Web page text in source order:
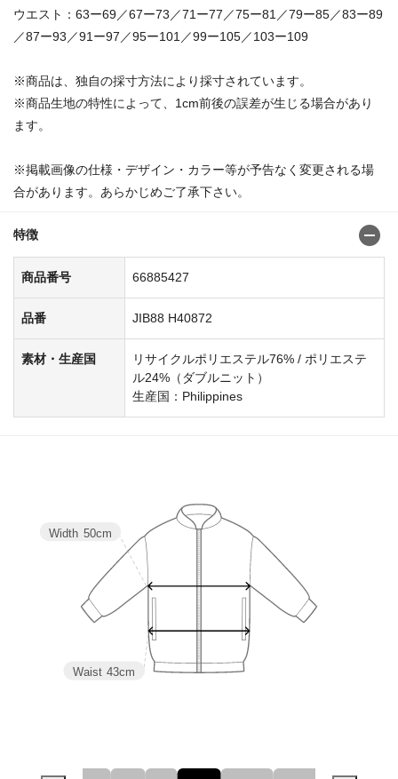
ウエスト：63ー69／67ー73／71ー77／75ー81／79ー85／83ー89
／87ー93／91ー97／95ー101／99ー105／103ー109
※商品は、独自の採寸方法により採寸されています。
※商品生地の特性によって、1cm前後の誤差が生じる場合があり
ます。
※掲載画像の仕様・デザイン・カラー等が予告なく変更される場
合があります。あらかじめご了承下さい。
特徴
商品番号 66885427
品番 JIB88 H40872
素材・生産国
リサイクルポリエステル76% / ポリエステ
ル24%（ダブルニット）
生産国：Philippines
Waist 43cm
Width 50cm